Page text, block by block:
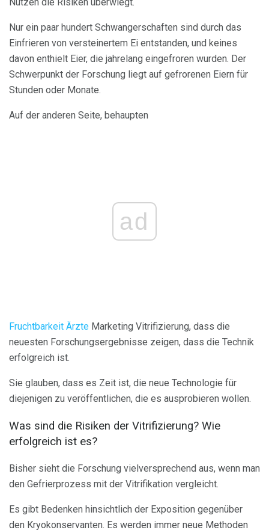
Nutzen die Risiken überwiegt.
Nur ein paar hundert Schwangerschaften sind durch das
Einfrieren von versteinertem Ei entstanden, und keines
davon enthielt Eier, die jahrelang eingefroren wurden. Der
Schwerpunkt der Forschung liegt auf gefrorenen Eiern für
Stunden oder Monate.
Auf der anderen Seite, behaupten
ad
Fruchtbarkeit Ärzte Marketing Vitrifizierung, dass die
neuesten Forschungsergebnisse zeigen, dass die Technik
erfolgreich ist.
Sie glauben, dass es Zeit ist, die neue Technologie für
diejenigen zu veröffentlichen, die es ausprobieren wollen.
Was sind die Risiken der Vitrifizierung? Wie
erfolgreich ist es?
Bisher sieht die Forschung vielversprechend aus, wenn man
den Gefrierprozess mit der Vitrifikation vergleicht.
Es gibt Bedenken hinsichtlich der Exposition gegenüber
den Kryokonservanten. Es werden immer neue Methoden